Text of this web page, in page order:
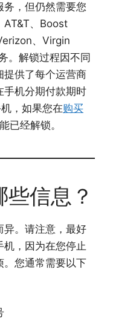
，但仍然需要您
AT&T、Boost
、Virgin
。解锁过程因不同
提供了每个运营商
手机分期付款期时
，如果您在购买
已经解锁。
信息？
异。请注意，最好
，因为在您停止
。您通常需要以下